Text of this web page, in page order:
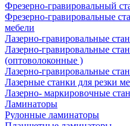
Фрезерно-гравировальный
Фрезерно-гравировальные
мебели
Лазерно-гравировальные
Лазерно-гравировальные
(оптоволоконные )
Лазерно-гравировальные
Лазерные станки для резки
Лазерно- маркировочные
Ламинаторы
Рулонные ламинаторы